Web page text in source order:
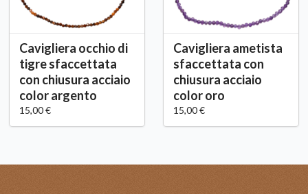
Cavigliera occhio di
tigre sfaccettata
con chiusura acciaio
color argento
15,00 €
Cavigliera ametista
sfaccettata con
chiusura acciaio
color oro
15,00 €